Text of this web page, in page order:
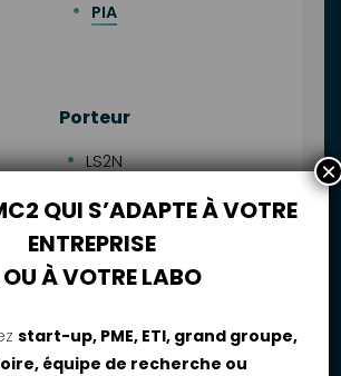
PIA
Porteur
LS2N
Partenaires
QUI S’ADAPTE À VOTRE
ENTREPRISE
À VOTRE LABO
start-up, PME, ETI, grand groupe,
équipe de recherche ou
×